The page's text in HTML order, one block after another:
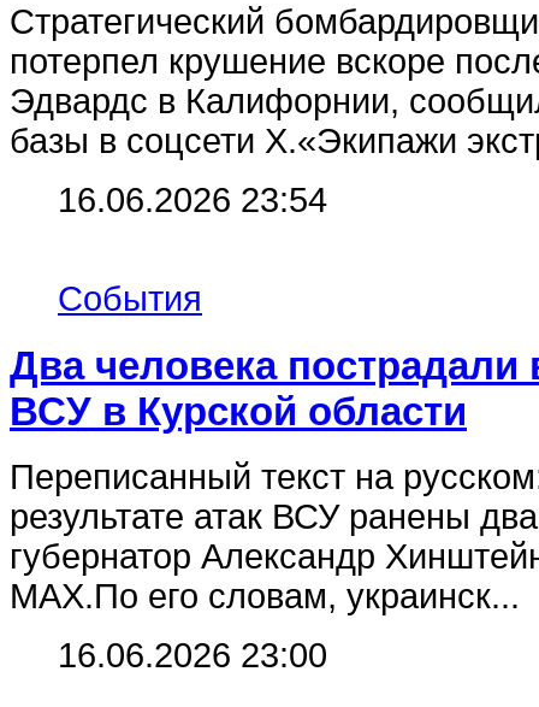
Стратегический
потерпел крушение вскоре
Эдвардс в Калифорнии,
базы в соцсети X.«Экипажи
16.06.2026 23:54
События
Два человека пострадали
ВСУ в Курской области
Переписанный текст на
результате атак ВСУ ранены
губернатор Александр
MAX.По его словам, украинск...
16.06.2026 23:00